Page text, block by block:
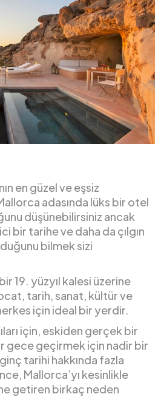
en güzel ve eşsiz
adasında lüks bir otel
düşünebilirsiniz ancak
bir tarihe ve daha da çılgın
bilmek sizi
19. yüzyıl kalesi üzerine
tarih, sanat, kültür ve
için ideal bir yerdir.
için, eskiden gerçek bir
gece geçirmek için nadir bir
tarihi hakkında fazla
Mallorca’yı kesinlikle
getiren birkaç neden